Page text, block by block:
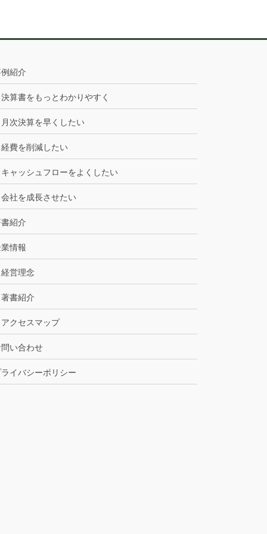
紹介
決算書をもっとわかりやすく
月次決算を早くしたい
経費を削減したい
キャッシュフローをよくしたい
会社を成長させたい
紹介
情報
経営理念
著書紹介
アクセスマップ
い合わせ
イバシーポリシー